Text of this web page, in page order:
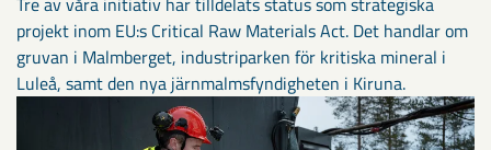
projekt inom EU:s Critical Raw Materials Act. Det handlar om
gruvan i Malmberget, industriparken för kritiska mineral i
Luleå, samt den nya järnmalmsfyndigheten i Kiruna.